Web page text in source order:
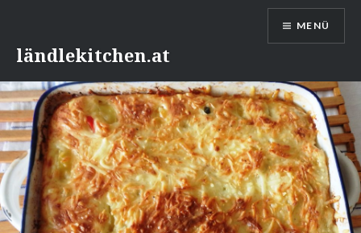
Inhaltländlekitchen.at
MENÜ